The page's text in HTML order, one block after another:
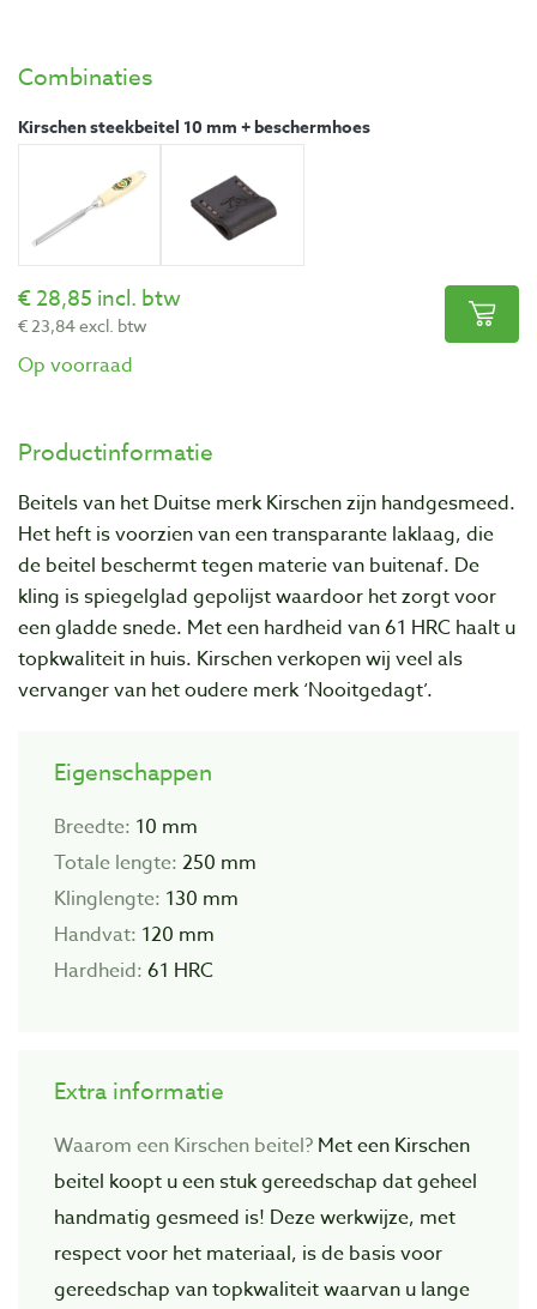
Combinaties
Kirschen steekbeitel 10 mm + beschermhoes
28,85 incl. btw
23,84 excl. btw
Op voorraad
Productinformatie
Beitels van het Duitse merk Kirschen zijn handgesmeed.
Het heft is voorzien van een transparante laklaag, die
de beitel beschermt tegen materie van buitenaf. De
kling is spiegelglad gepolijst waardoor het zorgt voor
een gladde snede. Met een hardheid van 61 HRC haalt u
topkwaliteit in huis. Kirschen verkopen wij veel als
vervanger van het oudere merk ‘Nooitgedagt’.
Eigenschappen
Breedte: 10 mm
Totale lengte: 250 mm
Klinglengte: 130 mm
Handvat: 120 mm
Hardheid: 61 HRC
Extra informatie
Waarom een Kirschen beitel? Met een Kirschen
beitel koopt u een stuk gereedschap dat geheel
handmatig gesmeed is! Deze werkwijze, met
respect voor het materiaal, is de basis voor
gereedschap van topkwaliteit waarvan u lange